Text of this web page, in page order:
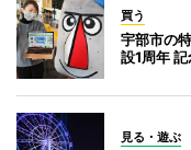
買う
宇部市の
設1周年
見る・遊ぶ